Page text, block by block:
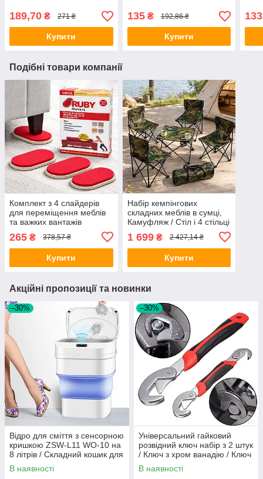
189,70 ₴ 271 ₴
Купити
135₴ 192,86 ₴
Купити
Подібні товари компанії
Комплект з 4 слайдерів
для переміщення меблів
та важких вантажів
MOVING ASSIST / Набір
для перестановки /
Підставки ковзанки
265 ₴ 378,57 ₴
Купити
Набір кемпінгових
складних меблів в сумці,
Камуфляж / Стіл і 4 стільці
Столик і стільці для
риболовлі
1 699₴ 2 427,14 ₴
Купити
Акційні пропозиції та новинки
–30%
Відро для сміття з сенсорною
кришкою ZSW-L11 WO-10 на
8 літрів / Складний кошик для
сміття
В наявності
–30%
Універсальний гайковий
розвідний ключ набір з 2 штук
/ Ключ з хром ванадію / Ключ
універсальний
В наявності